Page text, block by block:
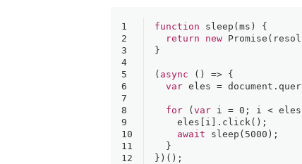
1
2
3
4
5
6
7
8
9
10
11
12
function sleep (ms ) {
return
new Promise (
}
( async () => {
var eles = document .
for (var i = 0 ; i <
    eles[i].
click ();
await
sleep ( 5000 );
  }
})();